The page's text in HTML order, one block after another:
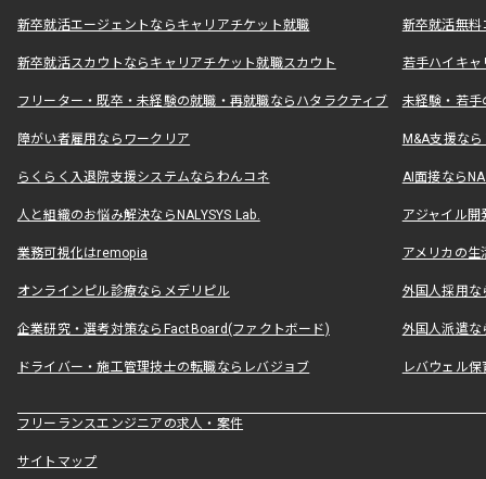
新卒就活エージェントならキャリアチケット就職 新卒就活無料
新卒就活スカウトならキャリアチケット就職スカウト 若手ハイキ
フリーター・既卒・未経験の就職・再就職ならハタラクティブ 未経験・若手
障がい者雇用ならワークリア M&A支援な
らくらく入退院支援システムならわんコネ AI面接なら
人と組織のお悩み解決ならNALYSYS Lab. アジャイル
業務可視化はremopia アメリカの
オンラインピル診療ならメデリピル 外国人採用
企業研究・選考対策ならFactBoard(ファクトボード) 外国人派遣な
ドライバー・施工管理技士の転職ならレバジョブ レバウェル
フリーランスエンジニアの求人・案件
サイトマップ